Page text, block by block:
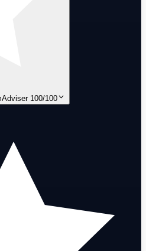
100/100